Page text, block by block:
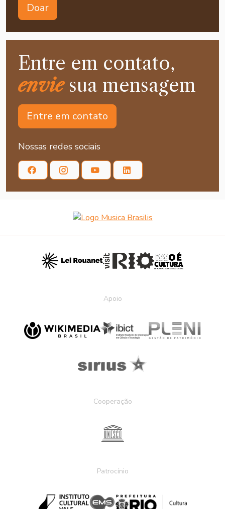
Doar
Entre em contato,
enviesua mensagem
Entre em contato
Nossas redes sociais
Apoio
Cooperação
Patrocínio